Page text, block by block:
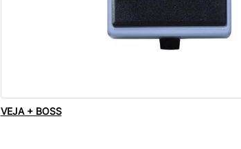
VEJA + BOSS